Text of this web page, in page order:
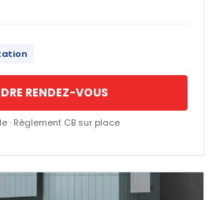
RENDEZ-VOUS
· Règlement CB sur place